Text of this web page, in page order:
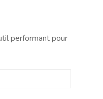
performant pour